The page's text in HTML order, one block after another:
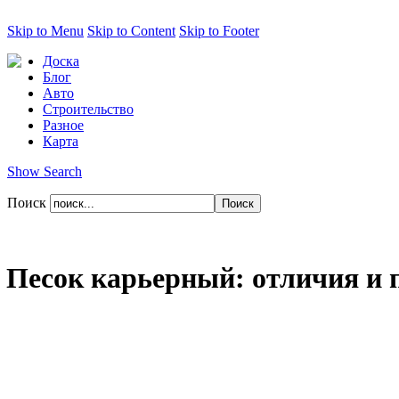
Skip to Menu Skip to Content Skip to Footer
Доска
Блог
Авто
Строительство
Разное
Карта
Show Search
Поиск
Песок карьерный: отличия и